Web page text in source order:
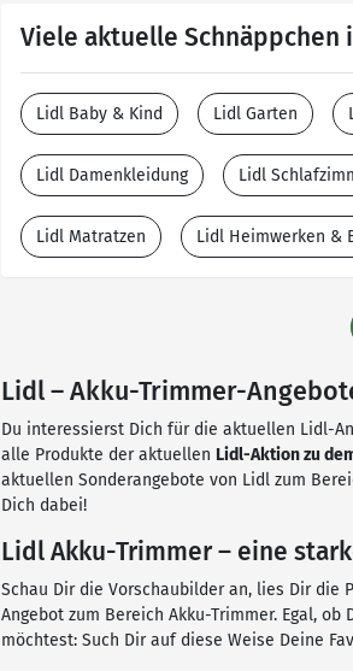
Viele aktuelle Schnäppchen
Lidl Baby & Kind Lidl Garten
Lidl Damenkleidung Lidl
Lidl Matratzen Lidl Heimwerken &
Lidl – Akku-Trimmer-
Du interessierst Dich für die aktuellen Lidl-
alle Produkte der aktuellen Lidl-Aktion zu
aktuellen Sonderangebote von Lidl zum
Dich dabei!
Lidl Akku-Trimmer – eine
Schau Dir die Vorschaubilder an, lies Dir die
Angebot zum Bereich Akku-Trimmer. Egal,
möchtest: Such Dir auf diese Weise Deine